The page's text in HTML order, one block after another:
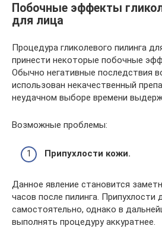
Побочные эффекты
для лица
Процедура гликолевого пилинга
принести некоторые побочные
Обычно негативные последствия
использован некачественный
неудачном выборе времени
Возможные проблемы:
Припухлости кожи.
Данное явление становится
часов после пилинга.
самостоятельно, однако в
выполнять процедуру аккуратнее.